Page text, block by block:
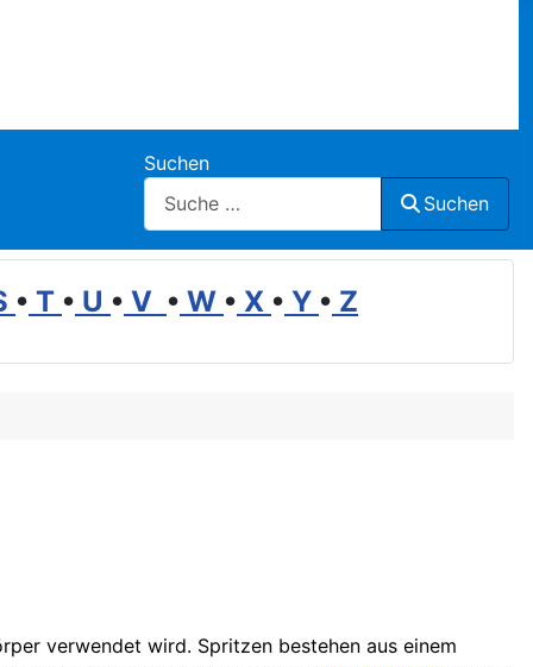
Suchen
Suchen
• T • U • V • W • X • Y • Z
verwendet wird. Spritzen bestehen aus einem